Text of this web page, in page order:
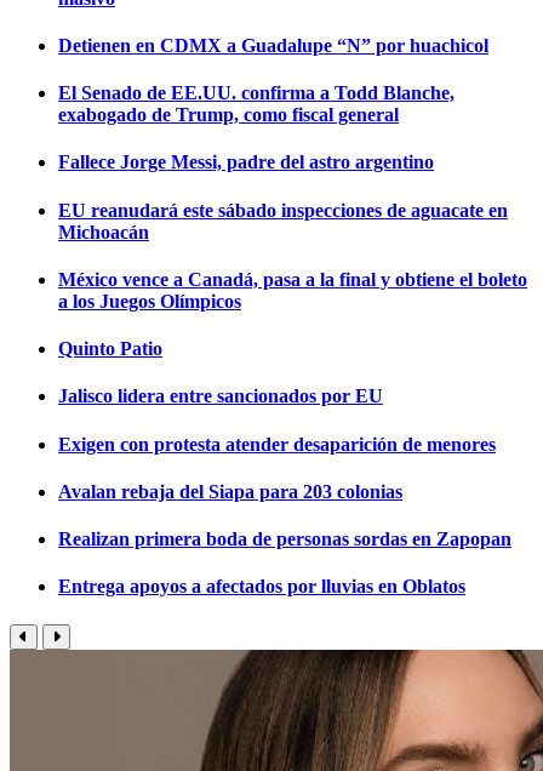
Detienen en CDMX a Guadalupe “N” por huachicol
El Senado de EE.UU. confirma a Todd Blanche,
exabogado de Trump, como fiscal general
Fallece Jorge Messi, padre del astro argentino
EU reanudará este sábado inspecciones de aguacate en
Michoacán
México vence a Canadá, pasa a la final y obtiene el boleto
a los Juegos Olímpicos
Quinto Patio
Jalisco lidera entre sancionados por EU
Exigen con protesta atender desaparición de menores
Avalan rebaja del Siapa para 203 colonias
Realizan primera boda de personas sordas en Zapopan
Entrega apoyos a afectados por lluvias en Oblatos